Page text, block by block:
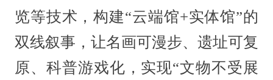
览等技术，构建“云端馆+实体馆”的
双线叙事，让名画可漫步、遗址可复
原、科普游戏化，实现“文物不受展